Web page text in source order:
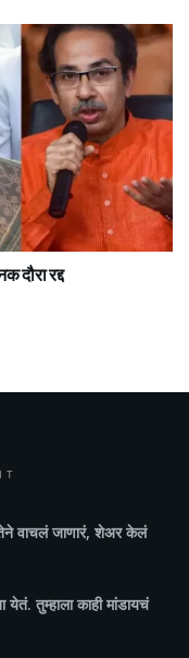
दौरा रद्द
वाचलं जाणारं, शेअर केलं
येतं. तुम्हाला काही मांडायचं